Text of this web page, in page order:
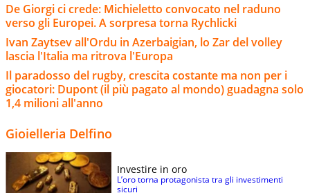
De Giorgi ci crede: Michieletto convocato nel raduno
verso gli Europei. A sorpresa torna Rychlicki
Ivan Zaytsev all'Ordu in Azerbaigian, lo Zar del volley
lascia l'Italia ma ritrova l'Europa
Il paradosso del rugby, crescita costante ma non per i
giocatori: Dupont (il più pagato al mondo) guadagna solo
1,4 milioni all'anno
Gioielleria Delfino
Investire in oro
L’oro torna protagonista tra gli investimenti
sicuri